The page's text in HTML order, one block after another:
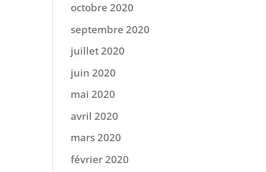
octobre 2020
septembre 2020
juillet 2020
juin 2020
mai 2020
avril 2020
mars 2020
février 2020